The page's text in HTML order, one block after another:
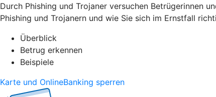
Durch Phishing und Trojaner versuchen Betrügerinnen
Phishing und Trojanern und wie Sie sich im Ernstfall
Überblick
Betrug erkennen
Beispiele
Karte und OnlineBanking sperren